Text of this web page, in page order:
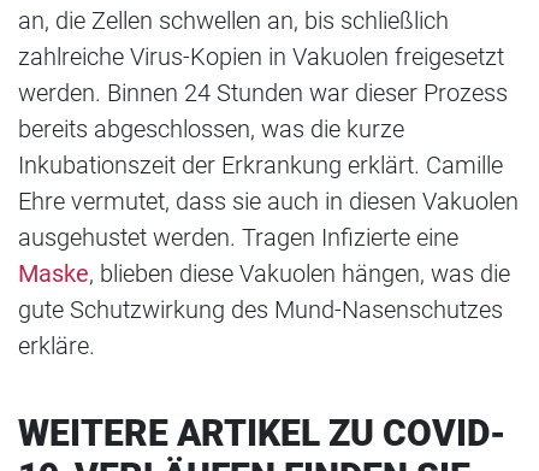
an, die Zellen schwellen an, bis schließlich
zahlreiche Virus-Kopien in Vakuolen freigesetzt
werden. Binnen 24 Stunden war dieser Prozess
bereits abgeschlossen, was die kurze
Inkubationszeit der Erkrankung erklärt. Camille
Ehre vermutet, dass sie auch in diesen Vakuolen
ausgehustet werden. Tragen Infizierte eine
Maske, blieben diese Vakuolen hängen, was die
gute Schutzwirkung des Mund-Nasenschutzes
erkläre.
WEITERE ARTIKEL ZU COVID-